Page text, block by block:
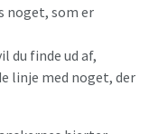
noget, som er
du finde ud af,
linje med noget, der